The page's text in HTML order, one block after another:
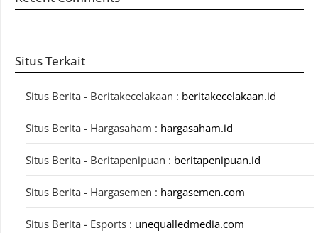
Situs Terkait
Situs Berita - Beritakecelakaan : beritakecelakaan.id
Situs Berita - Hargasaham : hargasaham.id
Situs Berita - Beritapenipuan : beritapenipuan.id
Situs Berita - Hargasemen : hargasemen.com
Situs Berita - Esports : unequalledmedia.com